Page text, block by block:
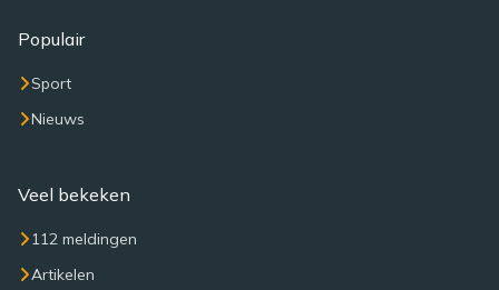
Populair
Sport
Nieuws
Veel bekeken
112 meldingen
Artikelen